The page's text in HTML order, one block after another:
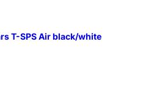
T-SPS Air black/white